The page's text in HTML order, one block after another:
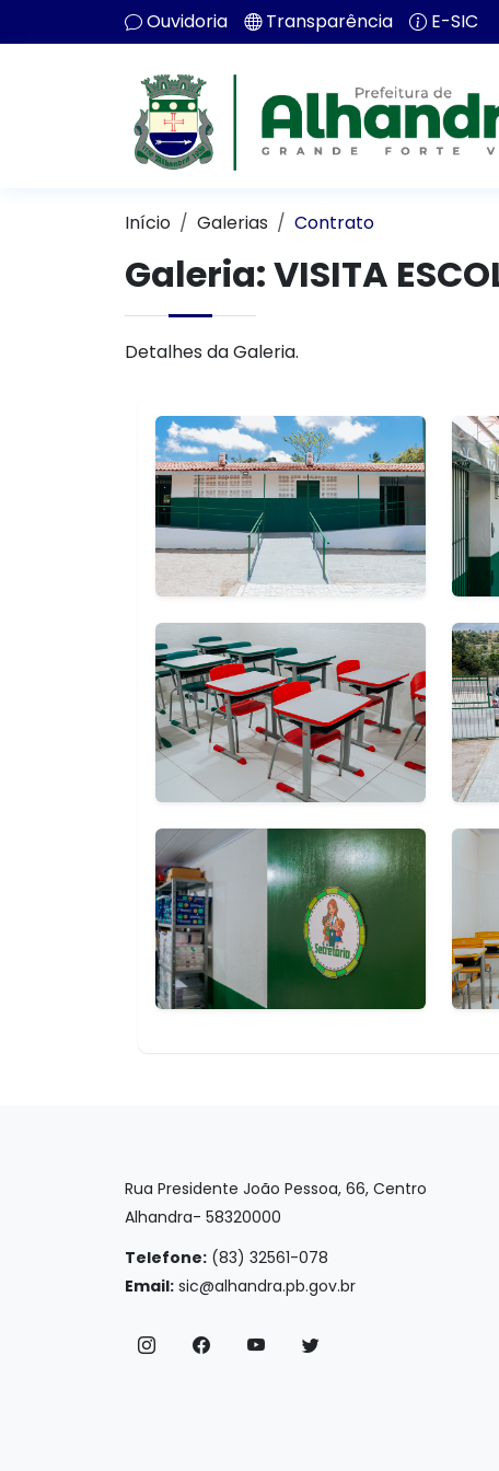
Ouvidoria Transparência E-SIC
Início Galerias Contrato
Galeria: VISITA
Detalhes da Galeria.
Rua Presidente João Pessoa, 66, Centro
Alhandra- 58320000
Telefone: (83) 32561-078
Email: sic@alhandra.pb.gov.br